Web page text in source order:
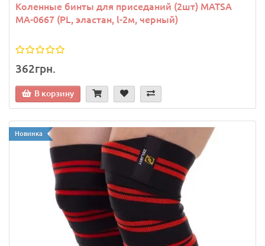
Коленные бинты для приседаний (2шт) MATSA
MA-0667 (PL, эластан, l-2м, черный)
362грн.
В корзину
Новинка